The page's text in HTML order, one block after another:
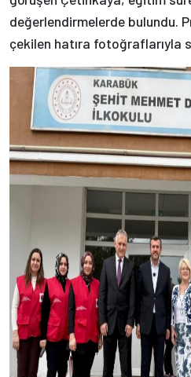
değerlendirmelerde bulundu.
çekilen hatıra fotoğraflarıyla